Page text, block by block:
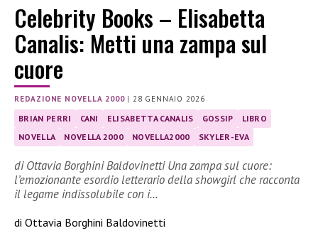
Celebrity Books – Elisabetta
Canalis: Metti una zampa sul
cuore
REDAZIONE NOVELLA 2000|28 GENNAIO 2026
BRIAN PERRI CANI ELISABETTA CANALIS GOSSIP
LIBRO
NOVELLA
NOVELLA 2000 NOVELLA2000 SKYLER-EVA
di Ottavia Borghini Baldovinetti Una zampa sul cuore:
l’emozionante esordio letterario della showgirl che racconta
il legame indissolubile con i…
di Ottavia Borghini Baldovinetti